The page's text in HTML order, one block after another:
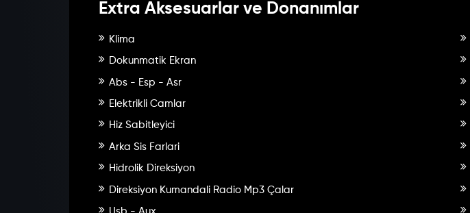
Extra Aksesuarlar ve Donanımlar
Klima
Dokunmatik Ekran
Abs - Esp - Asr
Elektrikli Camlar
Hiz Sabitleyici
Arka Sis Farlari
Hidrolik Direksiyon
Direksiyon Kumandali Radio Mp3 Çalar